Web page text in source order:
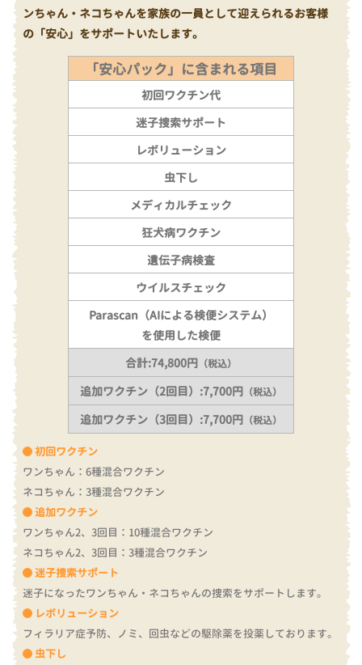
ンちゃん・ネコちゃんを家族の一員として迎えられるお客様
の「安心」をサポートいたします。
初回ワクチン
ワンちゃん：6種混合ワクチン
ネコちゃん：3種混合ワクチン
追加ワクチン
ワンちゃん2、3回目：10種混合ワクチン
ネコちゃん2、3回目：3種混合ワクチン
迷子捜索サポート
迷子になったワンちゃん・ネコちゃんの捜索をサポートします。
レボリューション
フィラリア症予防、ノミ、回虫などの駆除薬を投薬しております。
虫下し
「安心パック」に含まれる項目
初回ワクチン代
迷子捜索サポート
レボリューション
虫下し
メディカルチェック
狂犬病ワクチン
遺伝子病検査
ウイルスチェック
Parascan（AIによる検便システム）
を使用した検便
合計:74,800円 （税込）
追加ワクチン（2回目）:7,700円 （税込）
追加ワクチン（3回目）:7,700円 （税込）